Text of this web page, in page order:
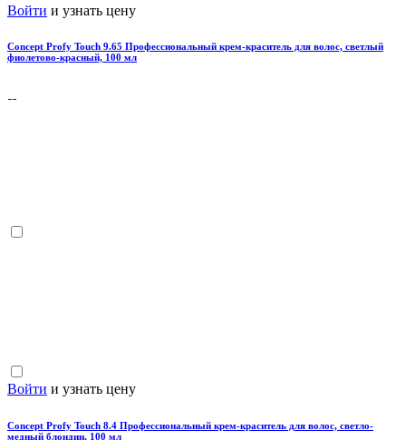
Войти и узнать цену
Concept Profy Touch 9.65 Профессиональный крем-краситель для волос, светлый
фиолетово-красный, 100 мл
Войти и узнать цену
Concept Profy Touch 8.4 Профессиональный крем-краситель для волос, светло-
медный блондин, 100 мл